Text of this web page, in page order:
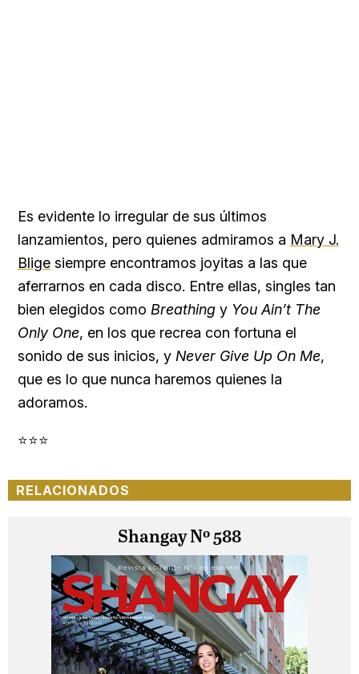
Es evidente lo irregular de sus últimos
lanzamientos, pero quienes admiramos a Mary J.
Blige siempre encontramos joyitas a las que
aferrarnos en cada disco. Entre ellas, singles tan
bien elegidos como Breathing y You Ain’t The
Only One, en los que recrea con fortuna el
sonido de sus inicios, y Never Give Up On Me,
que es lo que nunca haremos quienes la
adoramos.
⭐⭐⭐
RELACIONADOS
Shangay Nº 588